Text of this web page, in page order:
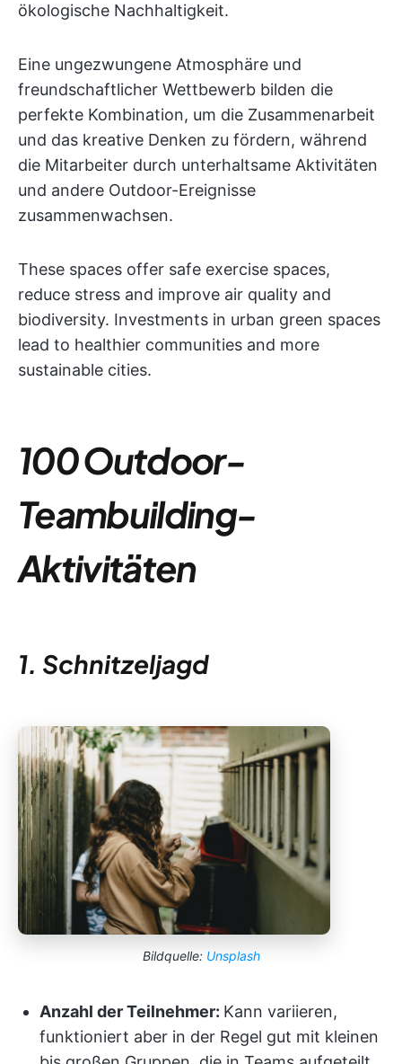
ökologische Nachhaltigkeit.
Eine ungezwungene Atmosphäre und
freundschaftlicher Wettbewerb bilden die
perfekte Kombination, um die Zusammenarbeit
und das kreative Denken zu fördern, während
die Mitarbeiter durch unterhaltsame Aktivitäten
und andere Outdoor-Ereignisse
zusammenwachsen.
These spaces offer safe exercise spaces,
reduce stress and improve air quality and
biodiversity. Investments in urban green spaces
lead to healthier communities and more
sustainable cities.
100 Outdoor-
Teambuilding-
Aktivitäten
1. Schnitzeljagd
Bildquelle: Unsplash
Anzahl der Teilnehmer: Kann variieren,
funktioniert aber in der Regel gut mit kleinen